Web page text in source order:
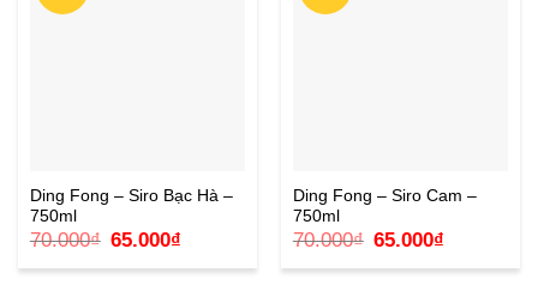
Ding Fong – Siro Bạc Hà –
750ml
70.000₫ Giá
gốc
là:
65.000₫Giá
tại
Ding Fong – Siro Cam –
750ml
70.000₫ Giá
gốc
là:
65.000₫Giá
tại